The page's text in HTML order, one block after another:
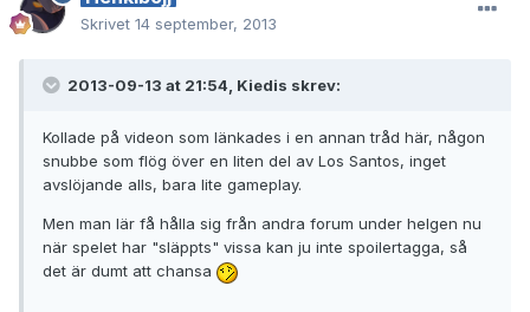
Skrivet 14 september, 2013
2013-09-13 at 21:54, Kiedis skrev:
Kollade på videon som länkades i en annan tråd här, någon
snubbe som flög över en liten del av Los Santos, inget
avslöjande alls, bara lite gameplay.
Men man lär få hålla sig från andra forum under helgen nu
när spelet har "släppts" vissa kan ju inte spoilertagga, så
det är dumt att chansa